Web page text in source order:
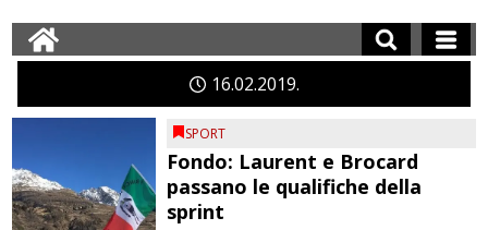
1602 2019
SPORT
Fondo: Laurent e Brocard
passano le qualifiche della
sprint